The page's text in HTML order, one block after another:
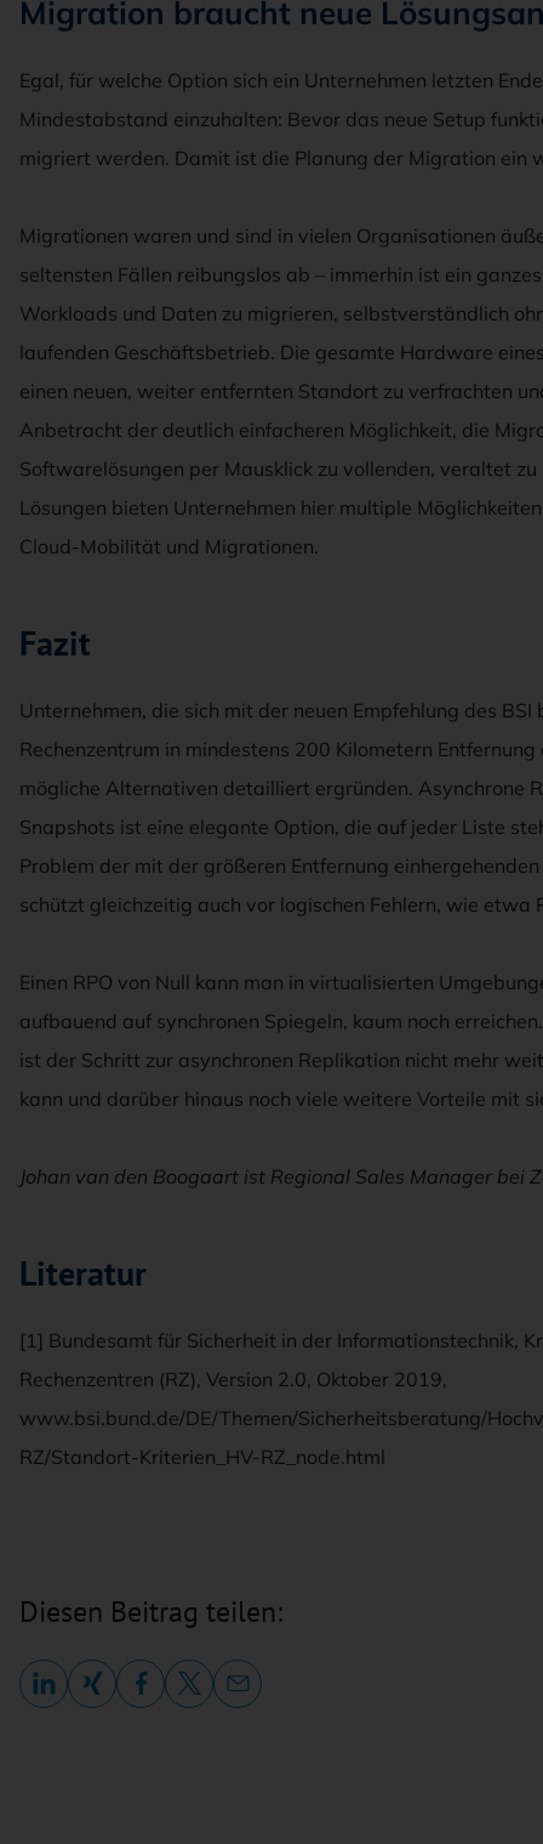
Migration braucht neue
Egal, für welche Option sich ein Unternehmen letzten
Mindestabstand einzuhalten: Bevor das neue Setup
migriert werden. Damit ist die Planung der Migration ein
Migrationen waren und sind in vielen Organisationen
seltensten Fällen reibungslos ab – immerhin ist ein
Workloads und Daten zu migrieren, selbstverständlich
laufenden Geschäftsbetrieb. Die gesamte Hardware
einen neuen, weiter entfernten Standort zu verfrachten
Anbetracht der deutlich einfacheren Möglichkeit, die
Softwarelösungen per Mausklick zu vollenden, veraltet
Lösungen bieten Unternehmen hier multiple
Cloud-Mobilität und Migrationen.
Fazit
Unternehmen, die sich mit der neuen Empfehlung des
Rechenzentrum in mindestens 200 Kilometern
mögliche Alternativen detailliert ergründen. Asynchrone
Snapshots ist eine elegante Option, die auf jeder Liste
Problem der mit der größeren Entfernung
schützt gleichzeitig auch vor logischen Fehlern, wie
Einen RPO von Null kann man in virtualisierten
aufbauend auf synchronen Spiegeln, kaum noch
ist der Schritt zur asynchronen Replikation nicht mehr
kann und darüber hinaus noch viele weitere Vorteile mit
Johan van den Boogaart ist Regional Sales Manager bei
Literatur
[1] Bundesamt für Sicherheit in der Informationstechnik,
Rechenzentren (RZ), Version 2.0, Oktober 2019,
www.bsi.bund.de/DE/Themen/Sicherheitsberatung/
RZ/Standort-Kriterien_HV-RZ_node.html
Diesen Beitrag teilen: